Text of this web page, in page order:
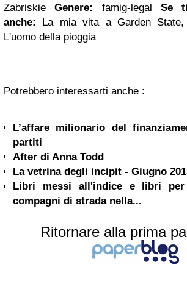
ZabriskieGenere: famig-legalSe
anche:
La mia vita a Garden State,
L'uomo della pioggia
Potrebbero interessarti anche :
L’affare milionario del
partiti
After di Anna Todd
La vetrina degli incipit - Giugno
Libri messi all'indice e libri per
compagni di strada nella...
Ritornare alla prima